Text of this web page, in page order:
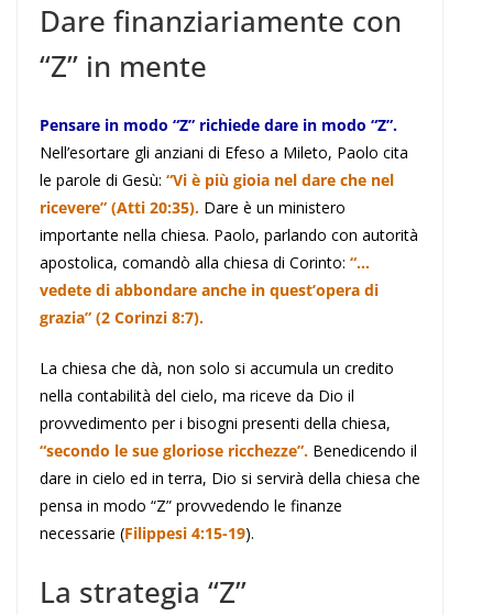
Dare finanziariamente con
“Z” in mente
Pensare in modo “Z” richiede dare in modo “Z”.
Nell’esortare gli anziani di Efeso a Mileto, Paolo cita
le parole di Gesù: “Vi è più gioia nel dare che nel
ricevere” (Atti 20:35). Dare è un ministero
importante nella chiesa. Paolo, parlando con autorità
apostolica, comandò alla chiesa di Corinto: “…
vedete di abbondare anche in quest’opera di
grazia” (2 Corinzi 8:7).
La chiesa che dà, non solo si accumula un credito
nella contabilità del cielo, ma riceve da Dio il
provvedimento per i bisogni presenti della chiesa,
“secondo le sue gloriose ricchezze”. Benedicendo il
dare in cielo ed in terra, Dio si servirà della chiesa che
pensa in modo “Z” provvedendo le finanze
necessarie (Filippesi 4:15-19).
La strategia “Z”